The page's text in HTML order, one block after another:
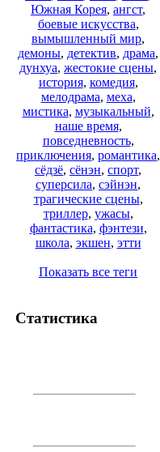
Южная Корея, ангст,
боевые искусства,
вымышленный мир,
демоны, детектив, драма,
дунхуа, жестокие сцены,
история, комедия,
мелодрама, меха,
мистика, музыкальный,
наше время,
повседневность,
приключения, романтика,
сёдзё, сёнэн, спорт,
суперсила, сэйнэн,
трагические сцены,
триллер, ужасы,
фантастика, фэнтези,
школа, экшен, этти
Показать все теги
Статистика